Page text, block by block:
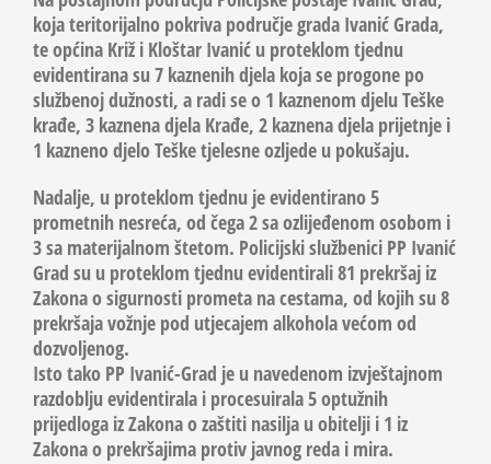
koja teritorijalno pokriva područje grada Ivanić Grada,
te općina Križ i Kloštar Ivanić u proteklom tjednu
evidentirana su 7 kaznenih djela koja se progone po
službenoj dužnosti, a radi se o 1 kaznenom djelu Teške
krađe, 3 kaznena djela Krađe, 2 kaznena djela prijetnje i
1 kazneno djelo Teške tjelesne ozljede u pokušaju.
Nadalje, u proteklom tjednu je evidentirano 5
prometnih nesreća, od čega 2 sa ozlijeđenom osobom i
3 sa materijalnom štetom. Policijski službenici PP Ivanić
Grad su u proteklom tjednu evidentirali 81 prekršaj iz
Zakona o sigurnosti prometa na cestama, od kojih su 8
prekršaja vožnje pod utjecajem alkohola većom od
dozvoljenog.
Isto tako PP Ivanić-Grad je u navedenom izvještajnom
razdoblju evidentirala i procesuirala 5 optužnih
prijedloga iz Zakona o zaštiti nasilja u obitelji i 1 iz
Zakona o prekršajima protiv javnog reda i mira.